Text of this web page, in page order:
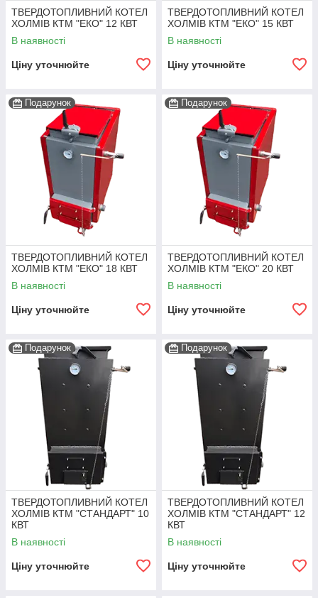
ТВЕРДОТОПЛИВНИЙ КОТЕЛ
ХОЛМІВ КТМ "ЕКО" 12 КВТ
В наявності
Ціну уточнюйте
ТВЕРДОТОПЛИВНИЙ КОТЕЛ
ХОЛМІВ КТМ "ЕКО" 15 КВТ
В наявності
Ціну уточнюйте
Подарунок
ТВЕРДОТОПЛИВНИЙ КОТЕЛ
ХОЛМІВ КТМ "ЕКО" 18 КВТ
В наявності
Ціну уточнюйте
Подарунок
ТВЕРДОТОПЛИВНИЙ КОТЕЛ
ХОЛМІВ КТМ "ЕКО" 20 КВТ
В наявності
Ціну уточнюйте
Подарунок
ТВЕРДОТОПЛИВНИЙ КОТЕЛ
ХОЛМІВ КТМ "СТАНДАРТ" 10
КВТ
В наявності
Ціну уточнюйте
Подарунок
ТВЕРДОТОПЛИВНИЙ КОТЕЛ
ХОЛМІВ КТМ "СТАНДАРТ" 12
КВТ
В наявності
Ціну уточнюйте